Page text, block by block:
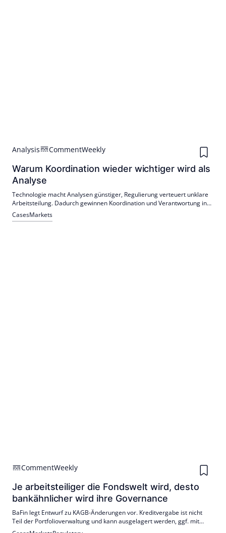
Analysis CommentWeekly
Warum Koordination wieder wichtiger wird als
Analyse
Technologie macht Analysen günstiger, Regulierung verteuert unklare
Arbeitsteilung. Dadurch gewinnen Koordination und Verantwortung in
der Fondsindustrie an Bedeutung. Wettbewerbsvorteile entstehen
durch die konsistente Organisation von Analyse, Entscheidung,
CasesMarkets
CommentWeekly
Je arbeitsteiliger die Fondswelt wird, desto
bankähnlicher wird ihre Governance
BaFin legt Entwurf zu KAGB-Änderungen vor. Kreditvergabe ist nicht
Teil der Portfolioverwaltung und kann ausgelagert werden, ggf. mit
KWG-Erlaubnispflicht. MiFID-Dienstleistungen bleiben zulässig, müssen